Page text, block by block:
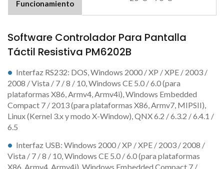
Funcionamiento
Software Controlador Para Pantalla
Táctil Resistiva PM6202B
Interfaz RS232: DOS, Windows 2000 / XP / XPE / 2003 /
2008 / Vista / 7 / 8 / 10, Windows CE 5.0 / 6.0 (para
plataformas X86, Armv4, Armv4i), Windows Embedded
Compact 7 / 2013 (para plataformas X86, Armv7, MIPSII),
Linux (Kernel 3.x y modo X-Window), QNX 6.2 / 6.3.2 / 6.4.1 /
6.5
Interfaz USB: Windows 2000 / XP / XPE / 2003 / 2008 /
Vista / 7 / 8 / 10, Windows CE 5.0 / 6.0 (para plataformas
X86, Armv4, Armv4i), Windows Embedded Compact 7 /